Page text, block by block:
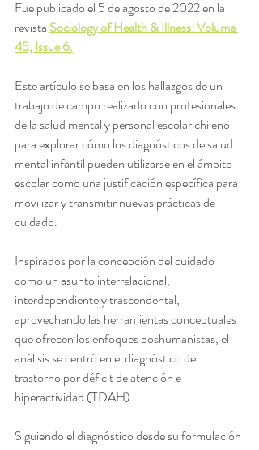
Fue publicado el 5 de agosto de 2022 en la
revista Sociology of Health & Illness: Volume
45, Issue 6.
Este artículo se basa en los hallazgos de un
trabajo de campo realizado con profesionales
de la salud mental y personal escolar chileno
para explorar cómo los diagnósticos de salud
mental infantil pueden utilizarse en el ámbito
escolar como una justificación específica para
movilizar y transmitir nuevas prácticas de
cuidado.
Inspirados por la concepción del cuidado
como un asunto interrelacional,
interdependiente y trascendental,
aprovechando las herramientas conceptuales
que ofrecen los enfoques poshumanistas, el
análisis se centró en el diagnóstico del
trastorno por déficit de atención e
hiperactividad (TDAH).
Siguiendo el diagnóstico desde su formulación